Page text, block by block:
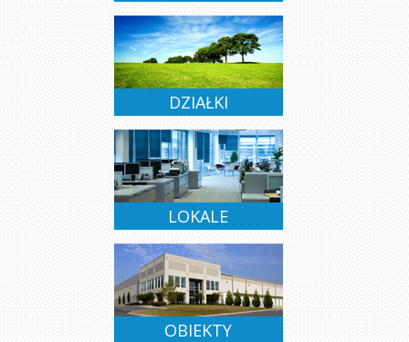
DZIAŁKI
LOKALE
OBIEKTY